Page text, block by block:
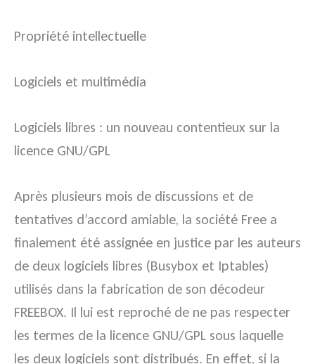
Propriété intellectuelle
Logiciels et multimédia
Logiciels libres : un nouveau contentieux sur la
licence GNU/GPL
Après plusieurs mois de discussions et de
tentatives d’accord amiable, la société Free a
finalement été assignée en justice par les auteurs
de deux logiciels libres (Busybox et Iptables)
utilisés dans la fabrication de son décodeur
FREEBOX. Il lui est reproché de ne pas respecter
les termes de la licence GNU/GPL sous laquelle
les deux logiciels sont distribués. En effet, si la